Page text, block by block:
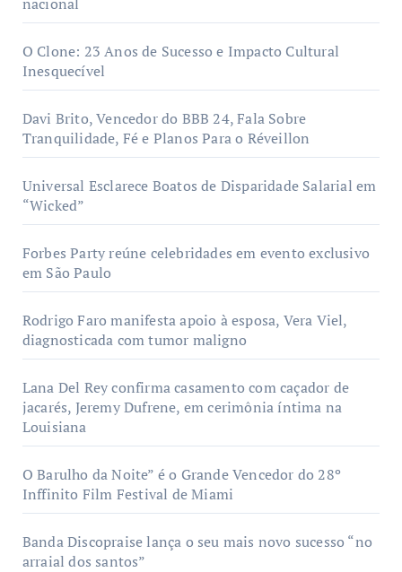
O Clone: 23 Anos de Sucesso e Impacto Cultural
Inesquecível
Davi Brito, Vencedor do BBB 24, Fala Sobre
Tranquilidade, Fé e Planos Para o Réveillon
Universal Esclarece Boatos de Disparidade Salarial em
“Wicked”
Forbes Party reúne celebridades em evento exclusivo
em São Paulo
Rodrigo Faro manifesta apoio à esposa, Vera Viel,
diagnosticada com tumor maligno
Lana Del Rey confirma casamento com caçador de
jacarés, Jeremy Dufrene, em cerimônia íntima na
Louisiana
O Barulho da Noite” é o Grande Vencedor do 28º
Inffinito Film Festival de Miami
Banda Discopraise lança o seu mais novo sucesso “no
arraial dos santos”